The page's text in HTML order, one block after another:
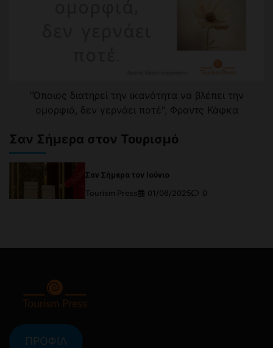
"Όποιος διατηρεί την ικανότητα να βλέπει την
ομορφιά, δεν γερνάει ποτέ", Φραντς Κάφκα
Σαν Σήμερα στον Τουρισμό
Σαν Σήμερα τον Ιούνιο
Tourism Press
01/06/2025 0
ΠΡΟΦΙΛ